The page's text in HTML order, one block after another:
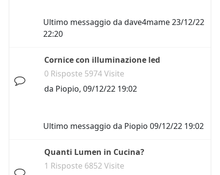
Ultimo messaggio da dave4mame23/12/22
22:20
Cornice con illuminazione led
0 Risposte 5974 Visite
da Piopio, 09/12/22 19:02
Ultimo messaggio da Piopio 09/12/22 19:02
Quanti Lumen in Cucina?
1 Risposte 6852 Visite